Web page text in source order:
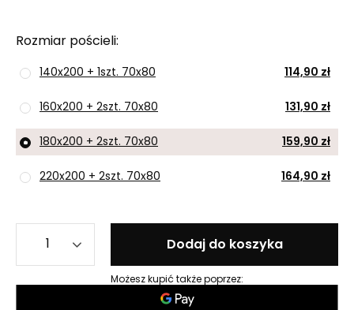
Rozmiar pościeli
140x200 + 1szt. 70x80 114,90 zł
160x200 + 2szt. 70x80 131,90 zł
180x200 + 2szt. 70x80 159,90 zł
220x200 + 2szt. 70x80 164,90 zł
Dodaj do koszyka
Możesz kupić także poprzez: